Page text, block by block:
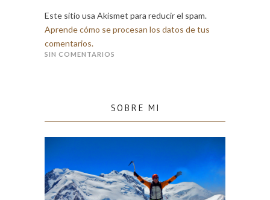
Este sitio usa Akismet para reducir el spam.
Aprende cómo se procesan los datos de tus
comentarios.
SIN COMENTARIOS
SOBRE MI